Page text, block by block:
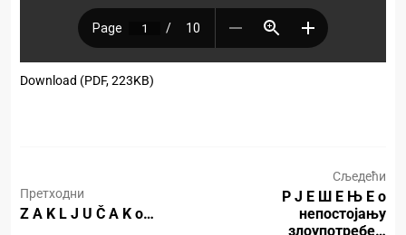
Download (PDF, 223KB)
Претходни
Z A K L J U Č A K o…
Сљедећи
Р Ј Е Ш Е Њ Е о
непостојању
злоупотребе…